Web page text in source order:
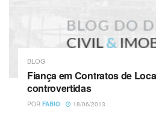
BLOG
Fiança em Contratos de
controvertidas
POR FABIO 18/06/2013